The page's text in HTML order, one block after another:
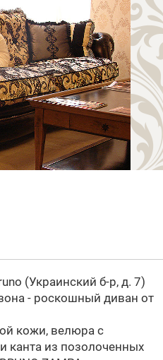
(Украинский б-р, д. 7)
- роскошный диван от
кожи, велюра с
из позолоченных